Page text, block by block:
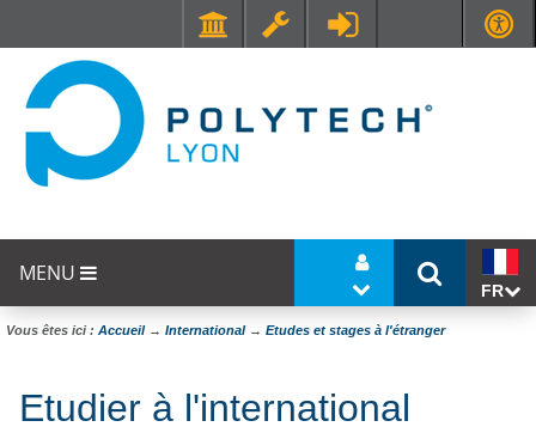
MENU
FR
Vous êtes ici : Accueil→ International→ Etudes et stages à l'étranger
Etudier à l'international